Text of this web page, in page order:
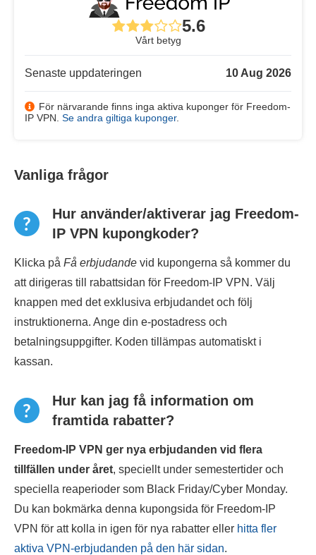
5.6
Vårt betyg
Senaste uppdateringen 10 Aug 2026
För närvarande finns inga aktiva kuponger för Freedom-
IP VPN. Se andra giltiga kuponger.
Vanliga frågor
Hur använder/aktiverar jag Freedom-
IP VPN kupongkoder?
Klicka på Få erbjudande vid kupongerna så kommer du
att dirigeras till rabattsidan för Freedom-IP VPN. Välj
knappen med det exklusiva erbjudandet och följ
instruktionerna. Ange din e-postadress och
betalningsuppgifter. Koden tillämpas automatiskt i
kassan.
Hur kan jag få information om
framtida rabatter?
Freedom-IP VPN ger nya erbjudanden vid flera
tillfällen under året, speciellt under semestertider och
speciella reaperioder som Black Friday/Cyber Monday.
Du kan bokmärka denna kupongsida för Freedom-IP
VPN för att kolla in igen för nya rabatter eller hitta fler
aktiva VPN-erbjudanden på den här sidan.